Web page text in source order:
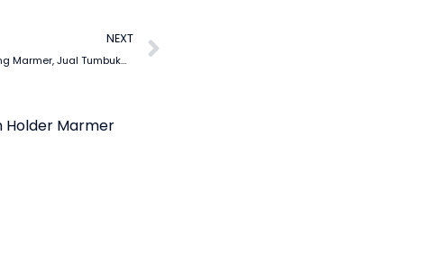
NEXT
Tumbukan Obat Marmer, Lumpang Marmer, Jual Tumbukan Batu